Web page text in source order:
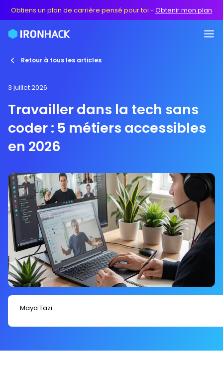
Obtiens un plan de carrière pensé pour toi - Obtenir mon plan
Retour à tous les articles
3 juillet 2026
Travailler dans la tech sans
coder : 5 métiers accessibles
en 2026
Maya Tazi